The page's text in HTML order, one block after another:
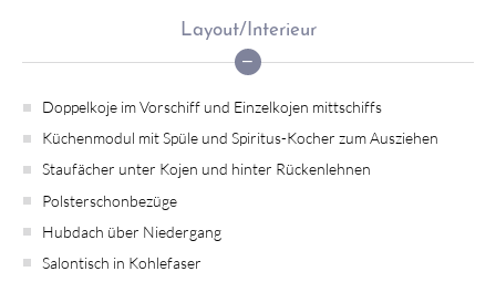
Layout/Interieur
Doppelkoje im Vorschiff und Einzelkojen mittschiffs
Küchenmodul mit Spüle und Spiritus-Kocher zum Ausziehen
Staufächer unter Kojen und hinter Rückenlehnen
Polsterschonbezüge
Hubdach über Niedergang
Salontisch in Kohlefaser